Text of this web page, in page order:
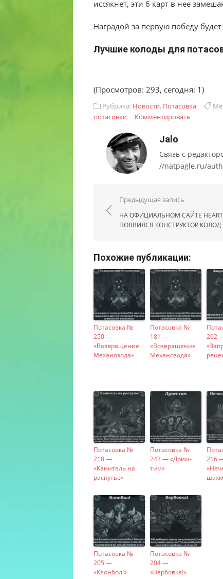
иссякнет, эти 6 карт в нее
Наградой за первую победу
Лучшие колоды для
(Просмотров: 293, сегодня: 1)
Рубрика: Новости, Потасовка
потасовки
Комментировать
Jalo
Связь с
//natpagle.ru/
Навигация по
Предыдущая запись
НА ОФИЦИАЛЬНОМ САЙТЕ
ПОЯВИЛСЯ КОНСТРУКТОР КОЛОД
Похожие публикации:
Потасовка №
250 —
«Возвращение
Механозода»
Потасовка №
181 —
«Возвращение
Механозода»
262
Потасовка №
218 —
«Канитель на
распутье»
Потасовка №
243 — «Дрим-
тим»
216
Потасовка №
205 —
«Клонбол!»
Потасовка №
204 —
«Вербовка!»